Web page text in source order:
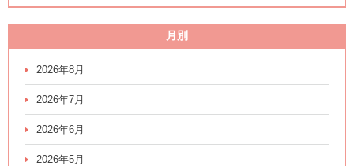
月別
2026年8月
2026年7月
2026年6月
2026年5月